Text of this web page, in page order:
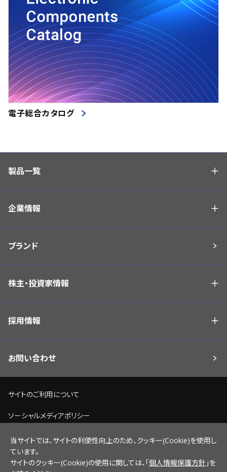
電子総合カタログ
製品一覧
企業情報
ブランド
株主・投資家情報
採用情報
お問い合わせ
サイトのご利用について
ソーシャルメディアポリシー
個人情報保護方針
脆弱性情報開示ポリシー
当サイトでは、サイトの利便性向上のため、クッキー(Cookie)を使用し
ています。
サイトのクッキー(Cookie)の使用に関しては、「個人情報保護方針 」を